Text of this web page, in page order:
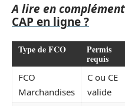
A lire en
CAP en ligne ?
Type de FCO Permis
requis
FCO
Marchandises
C ou CE
valide